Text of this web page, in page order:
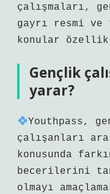
çalışmaları,
gayrı resmi
konular
Gençlik
yarar?
Youthpass,
çalışanları
konusunda
becerilerini
olmayı